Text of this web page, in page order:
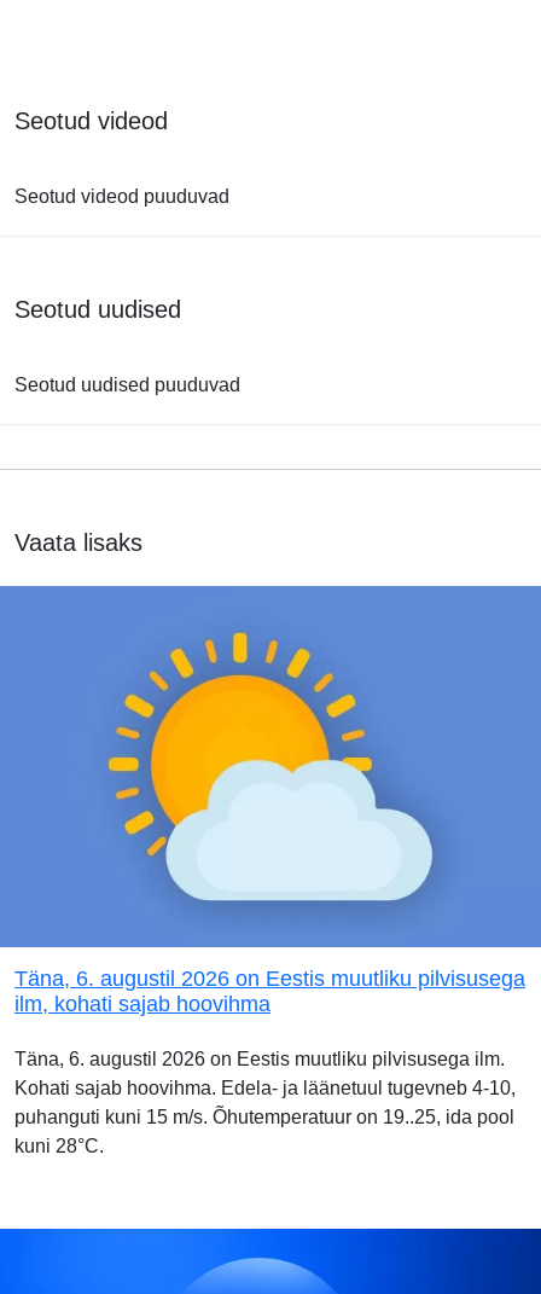
Seotud videod
Seotud videod puuduvad
Seotud uudised
Seotud uudised puuduvad
Vaata lisaks
Täna, 6. augustil 2026 on Eestis muutliku pilvisusega
ilm, kohati sajab hoovihma
Täna, 6. augustil 2026 on Eestis muutliku pilvisusega ilm.
Kohati sajab hoovihma. Edela- ja läänetuul tugevneb 4-10,
puhanguti kuni 15 m/s. Õhutemperatuur on 19..25, ida pool
kuni 28°C.